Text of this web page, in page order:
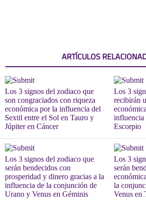
ARTÍCULOS
Los 3 signos del zodiaco que
son congraciados con riqueza
económica por la influencia del
Sextil entre el Sol en Tauro y
Júpiter en Cáncer
Los 3
recibirán
influencia
Escorpio
Los 3 signos del zodiaco que
serán bendecidos con
prosperidad y dinero gracias a la
influencia de la conjunción de
Urano y Venus en Géminis
Los 3
serán
la
Venus en